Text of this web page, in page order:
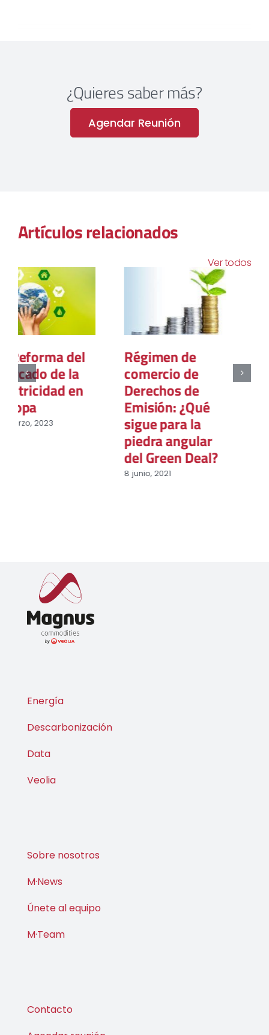
¿Quieres saber más?
Agendar Reunión
Artículos relacionados
Ver todos
Vehículos con
pila de
hidrógeno, ¿una
amenaza para el
coche eléctrico?
Não deveríamos
antes
responsabilizar
a variação diária
da procura?
28 abril, 2021
Descarbonización
Data
Veolia
M·News
Únete al equipo
M·Team
Agendar reunión
Publicaciones